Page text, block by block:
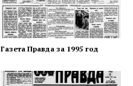
Газета Правда за 1995 год